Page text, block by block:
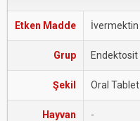
Etken Madde İvermektin
Grup Endektosit
Şekil Oral Tablet
Hayvan -